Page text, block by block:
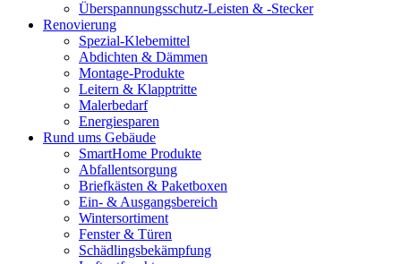
Überspannungsschutz-Leisten & -Stecker
Renovierung
Spezial-Klebemittel
Abdichten & Dämmen
Montage-Produkte
Leitern & Klapptritte
Malerbedarf
Energiesparen
Rund ums Gebäude
SmartHome Produkte
Abfallentsorgung
Briefkästen & Paketboxen
Ein- & Ausgangsbereich
Wintersortiment
Fenster & Türen
Schädlingsbekämpfung